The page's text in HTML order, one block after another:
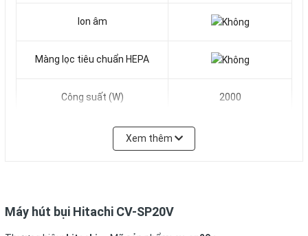
Ion âm
Màng lọc tiêu chuẩn HEPA
Công suất (W) 2000
Xem thêm
Máy hút bụi Hitachi CV-SP20V